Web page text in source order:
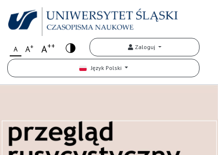
A A+ A++ Zaloguj
Język Polski